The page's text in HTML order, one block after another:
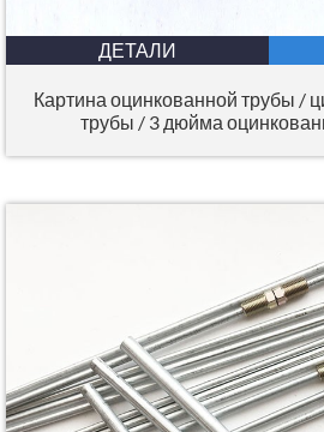
ДЕТАЛИ
Картина оцинкованной трубы /
трубы / 3 дюйма